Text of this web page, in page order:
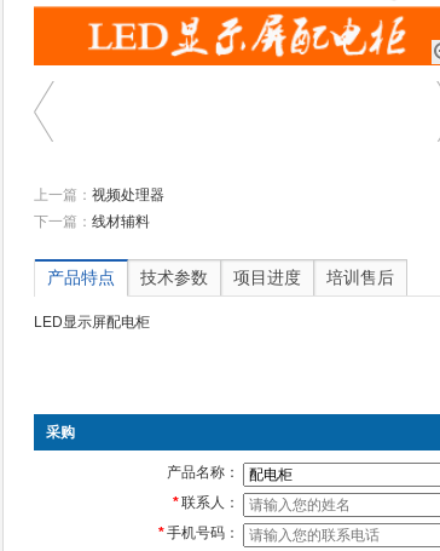
上一篇： 视频处理器
下一篇： 线材辅料
产品特点 技术参数 项目进度 培训售后
LED显示屏配电柜
采购
产品名称：
*联系人：
*手机号码：